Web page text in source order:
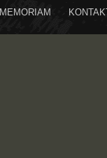
MEMORIAM
0